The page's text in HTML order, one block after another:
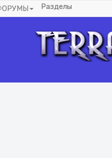
Разделы